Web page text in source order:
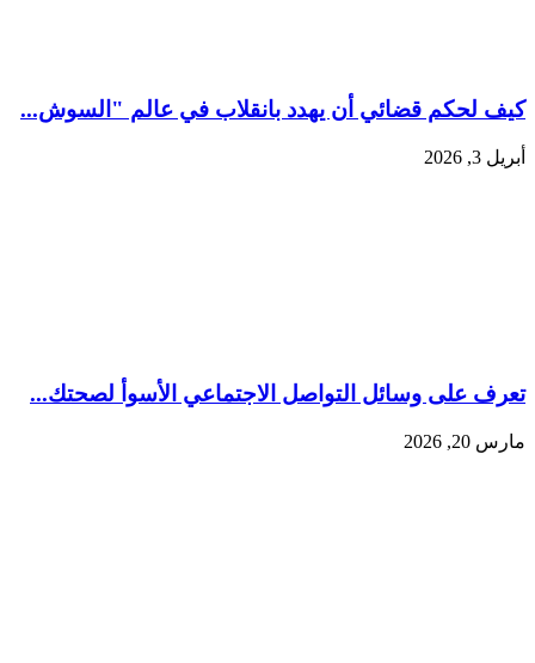
كيف لحكم قضائي أن يهدد بانقلاب في عالم "السوش...
أبريل 3, 2026
تعرف على وسائل التواصل الاجتماعي الأسوأ لصحتك...
مارس 20, 2026